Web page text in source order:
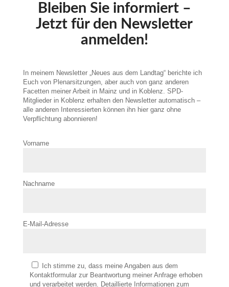
Bleiben Sie informiert –
Jetzt für den Newsletter
anmelden!
In meinem Newsletter „Neues aus dem Landtag“ berichte ich
Euch von Plenarsitzungen, aber auch von ganz anderen
Facetten meiner Arbeit in Mainz und in Koblenz. SPD-
Mitglieder in Koblenz erhalten den Newsletter automatisch –
alle anderen Interessierten können ihn hier ganz ohne
Verpflichtung abonnieren!
Vorname
Nachname
E-Mail-Adresse
Ich stimme zu, dass meine Angaben aus dem
Kontaktformular zur Beantwortung meiner Anfrage erhoben
und verarbeitet werden. Detaillierte Informationen zum